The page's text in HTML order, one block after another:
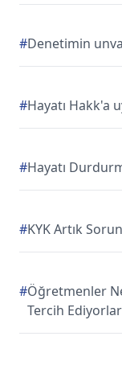
#Denetimin
#Hayatı Hakk'a
#Hayatı
#KYK Artık
#Öğretmenler
Tercih